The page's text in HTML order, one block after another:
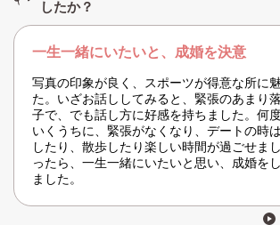
したか？
一生一緒にいたいと、成婚を決意
写真の印象が良く、スポーツが得意な所に
た。いざお話ししてみると、緊張のあまり
子で、でも話し方に好感を持ちました。何
いくうちに、緊張がなくなり、デートの時
したり、散歩したり楽しい時間が過ごせま
ったら、一生一緒にいたいと思い、成婚を
ました。